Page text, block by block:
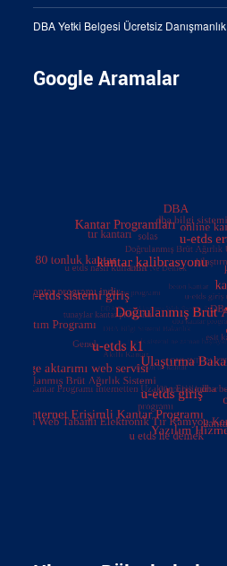
DBA Yetki Belgesi Ücretsiz Danışmanlık
Google Aramalar